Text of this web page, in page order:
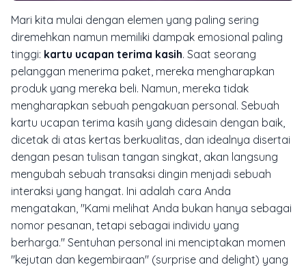
Mari kita mulai dengan elemen yang paling sering
diremehkan namun memiliki dampak emosional paling
tinggi: kartu ucapan terima kasih. Saat seorang
pelanggan menerima paket, mereka mengharapkan
produk yang mereka beli. Namun, mereka tidak
mengharapkan sebuah pengakuan personal. Sebuah
kartu ucapan terima kasih yang didesain dengan baik,
dicetak di atas kertas berkualitas, dan idealnya disertai
dengan pesan tulisan tangan singkat, akan langsung
mengubah sebuah transaksi dingin menjadi sebuah
interaksi yang hangat. Ini adalah cara Anda
mengatakan, "Kami melihat Anda bukan hanya sebagai
nomor pesanan, tetapi sebagai individu yang
berharga." Sentuhan personal ini menciptakan momen
"kejutan dan kegembiraan" (surprise and delight) yang